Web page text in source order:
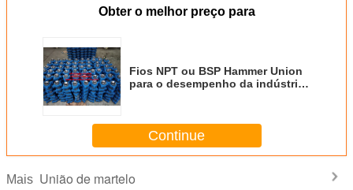
Obter o melhor preço para
Fios NPT ou BSP Hammer Union
para o desempenho da indústria
Continue
Mais União de martelo